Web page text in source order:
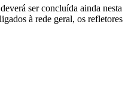
ser concluída ainda nesta
à rede geral, os refletores